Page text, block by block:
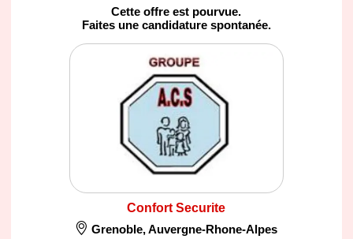
Cette offre est pourvue.
Faites une candidature spontanée.
Confort Securite
Grenoble,Auvergne-Rhone-Alpes